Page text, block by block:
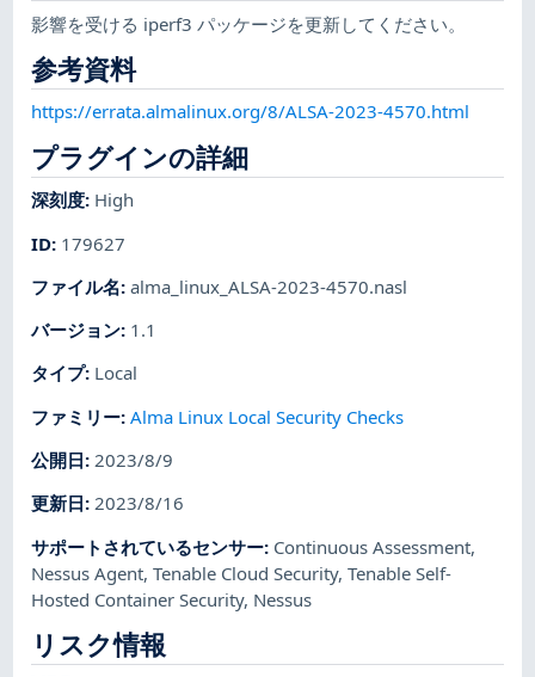
影響を受ける iperf3 パッケージを更新してください。
参考資料
https://errata.almalinux.org/8/ALSA-2023-4570.html
プラグインの詳細
深刻度: High
ID: 179627
ファイル名:alma_linux_ALSA-2023-4570.nasl
バージョン: 1.1
タイプ: Local
ファミリー:Alma Linux Local Security Checks
公開日:2023/8/9
更新日:2023/8/16
サポートされているセンサー: Continuous Assessment,
Nessus Agent,Tenable Cloud Security,Tenable Self-
Hosted Container Security, Nessus
リスク情報